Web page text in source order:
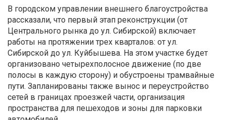
В городском управлении внешнего благоустройства
рассказали, что первый этап реконструкции (от
Центрального рынка до ул. Сибирской) включает
работы на протяжении трех кварталов: от ул.
Сибирской до ул. Куйбышева. На этом участке будет
организовано четырехполосное движение (по две
полосы в каждую сторону) и обустроены трамвайные
пути. Запланированы также вынос и переустройство
сетей в границах проезжей части, организация
пространства для пешеходов и зоны для парковки